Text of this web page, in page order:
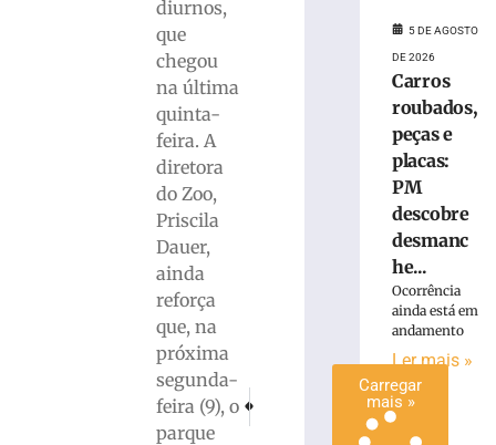
diurnos,
que
chegou
na última
quinta-
feira. A
diretora
do Zoo,
Priscila
Dauer,
ainda
reforça
que, na
próxima
segunda-
feira (9), o
parque
Carro colide em barranco e capota,
Suspeito por duplo homicídio é detido pela
Defesa
estado
possíveis
temporais
Carregar
mais »
5 DE AGOSTO
DE 2026
Carros
roubados,
peças e
placas:
PM
descobre
desmanc
he...
Ocorrência
ainda está em
andamento
Ler mais »